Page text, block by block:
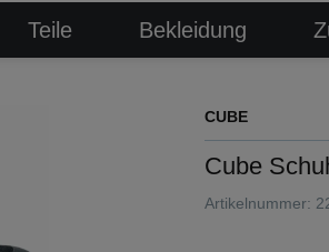
Teile Bekleidung
CUBE
Cube
Artikelnummer: